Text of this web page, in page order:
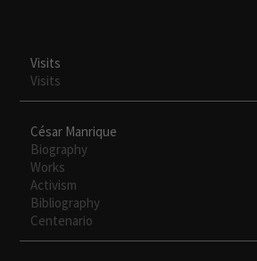
Visits
Visits
César Manrique
Biography
Works
Activism
Bibliography
Centenario